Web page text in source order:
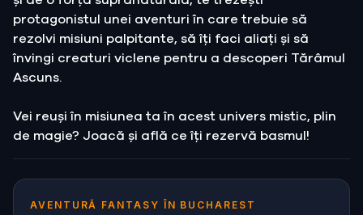
protagonistul unei aventuri în care trebuie să
rezolvi misiuni palpitante, să îți faci aliați și să
învingi creaturi viclene pentru a descoperi Tărâmul
Ascuns.
Vei reuși în misiunea ta în acest univers mistic, plin
de magie? Joacă și află ce îți rezervă basmul!
AVENTURĂ FANTASY ÎN BUCHAREST